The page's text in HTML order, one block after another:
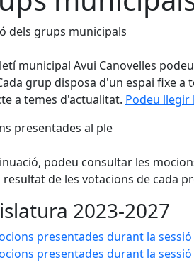
dels grups municipals
municipal Avui Canovelles
grup disposa d'un espai fixe
a temes d'actualitat. Podeu llegir
presentades al ple
podeu consultar les
resultat de les votacions de cada
2023-2027
presentades durant la
presentades durant la